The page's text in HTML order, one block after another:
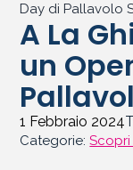
Day di Pallavolo
A La
un
1 Febbraio 2024
Categorie:Scopri